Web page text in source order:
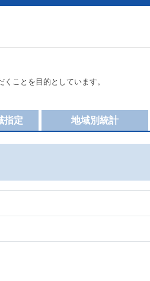
ことを目的としています。
地域別統計
指定